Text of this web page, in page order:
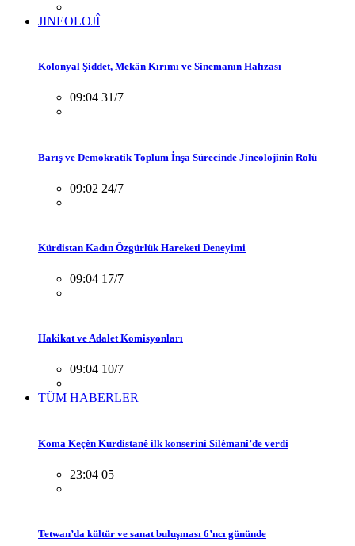
JINEOLOJÎ
Kolonyal Şiddet, Mekân Kırımı ve Sinemanın Hafızası
09:04 31/7
Barış ve Demokratik Toplum İnşa Sürecinde Jineolojînin Rolü
09:02 24/7
Kürdistan Kadın Özgürlük Hareketi Deneyimi
09:04 17/7
Hakikat ve Adalet Komisyonları
09:04 10/7
TÜM HABERLER
Koma Keçên Kurdistanê ilk konserini Silêmanî’de verdi
23:04 05
Tetwan’da kültür ve sanat buluşması 6’ncı gününde